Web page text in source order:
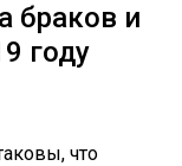
браков и
году
что